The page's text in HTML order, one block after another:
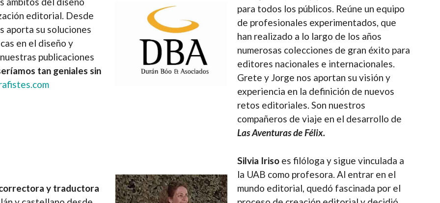
editorial. Desde
aporta su soluciones
en el diseño y
publicaciones
tan geniales sin
para todos los públicos. Reúne un equipo
de profesionales experimentados, que
han realizado a lo largo de los años
numerosas colecciones de gran éxito para
editores nacionales e internacionales.
Grete y Jorge nos aportan su visión y
experiencia en la definición de nuevos
retos editoriales. Son nuestros
compañeros de viaje en el desarrollo de
Las Aventuras de Félix.
y traductora
Silvia Irisoes filóloga y sigue vinculada a
la UAB como profesora. Al entrar en el
mundo editorial, quedó fascinada por el